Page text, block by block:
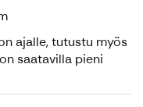
ajalle, tutustu myös
saatavilla pieni